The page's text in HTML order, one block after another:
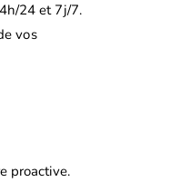
24 et 7j/7.
vos
proactive.